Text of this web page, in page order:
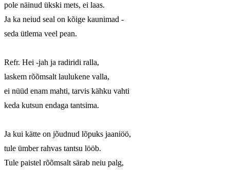
pole näinud ükski mets, ei laas.
Ja ka neiud seal on kõige kaunimad -
seda ütlema veel pean.
Refr. Hei -jah ja radiridi ralla,
laskem rõõmsalt laulukene valla,
ei nüüd enam mahti, tarvis kähku vahti
keda kutsun endaga tantsima.
Ja kui kätte on jõudnud lõpuks jaaniöö,
tule ümber rahvas tantsu lööb.
Tule paistel rõõmsalt särab neiu palg,